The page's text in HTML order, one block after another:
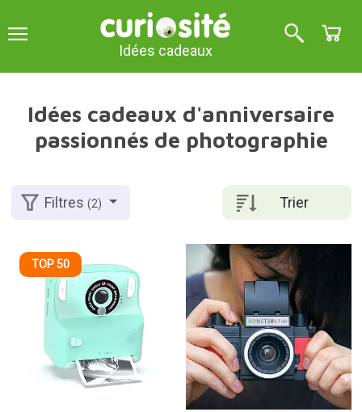
Idées cadeaux
Idées cadeaux d'anniversaire
passionnés de photographie
Trier
Filtres(2)
TOP 50